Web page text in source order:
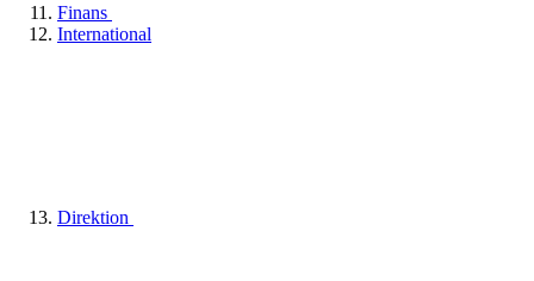
Finans
International
Direktion